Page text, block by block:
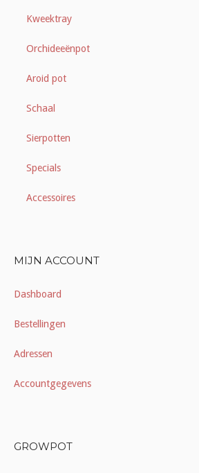
Kweektray
Orchideeënpot
Aroid pot
Schaal
Sierpotten
Specials
Accessoires
MIJN ACCOUNT
Dashboard
Bestellingen
Adressen
Accountgegevens
GROWPOT